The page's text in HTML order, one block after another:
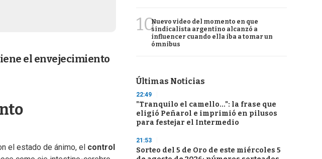
el envejecimiento
el estado de ánimo, el control
10Nuevo video del momento en que
sindicalista argentino alcanzó a
influencer cuando ella iba a tomar un
ómnibus
Últimas Noticias
22:49
"Tranquilo el camello...": la frase que
eligió Peñarol e imprimió en pilusos
para festejar el Intermedio
21:53
Sorteo del 5 de Oro de este miércoles 5